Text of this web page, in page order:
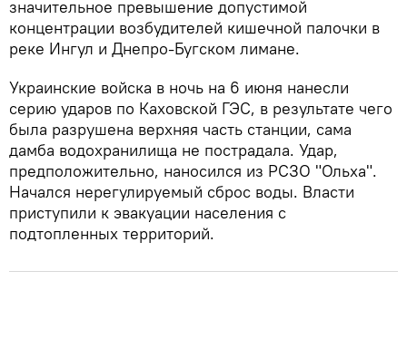
значительное превышение допустимой
концентрации возбудителей кишечной палочки в
реке Ингул и Днепро-Бугском лимане.
Украинские войска в ночь на 6 июня нанесли
серию ударов по Каховской ГЭС, в результате чего
была разрушена верхняя часть станции, сама
дамба водохранилища не пострадала. Удар,
предположительно, наносился из РСЗО "Ольха".
Начался нерегулируемый сброс воды. Власти
приступили к эвакуации населения с
подтопленных территорий.